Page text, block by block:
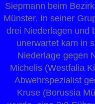
Siepmann beim
Münster. In seiner
drei Niederlagen und
unerwartet kam in
Niederlage gegen
Michelis (Westfalia
Abwehrspezialist
Kruse (Borussia